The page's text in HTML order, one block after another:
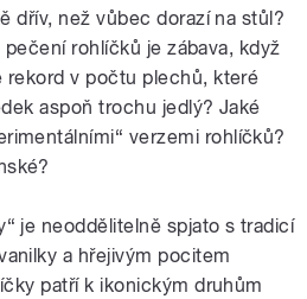
dřív, než vůbec dorazí na stůl?
rohlíčků je zábava, když
rekord v počtu plechů, které
aspoň trochu jedlý? Jaké
verzemi rohlíčků?
je neoddělitelně spjato s tradicí
a hřejivým pocitem
patří k ikonickým druhům